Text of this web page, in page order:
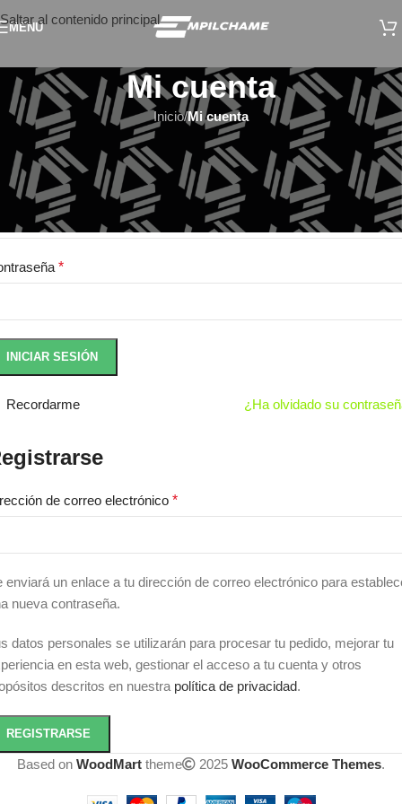
Saltar al contenido principal
MENÚ
Mi cuenta
Inicio/Mi cuenta
de usuario o correo electrónico*
*
INICIAR SESIÓN
¿Ha olvidado su
Recordarme
de correo electrónico *
enviará un enlace a tu dirección de correo electrónico para
nueva contraseña.
datos personales se utilizarán para procesar tu pedido, mejorar tu
en esta web, gestionar el acceso a tu cuenta y otros
descritos en nuestra política de privacidad.
REGISTRARSE
Based on WoodMart theme 2025 WooCommerce Themes.